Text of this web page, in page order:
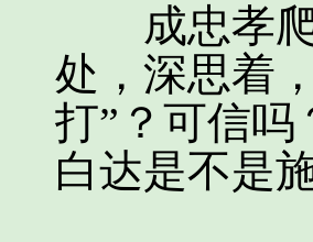
成忠孝爬
处，深思着
打”？可信
白达是不是